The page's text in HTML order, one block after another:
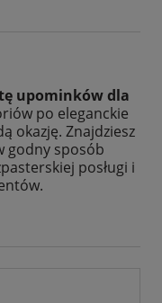
upominków dla
po eleganckie
okazję. Znajdziesz
godny sposób
posługi i